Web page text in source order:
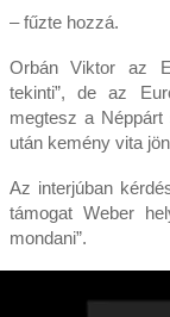
– fűzte hozzá.
Orbán Viktor az
tekinti”, de az
megtesz a
után kemény vita
Az interjúban
támogat Weber
mondani”.